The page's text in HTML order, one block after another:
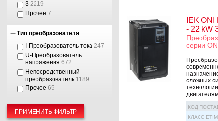
3 2219
Прочее 7
Тип преобразователя
I-Преобразователь тока 247
U-Преобразователь
напряжения 672
Непосредственный
преобразователь 1189
Прочее 65
ПРИМЕНИТЬ ФИЛЬТР
IEK
- 22 kW
серии
сложных
КОД
КЛАСС ETIM